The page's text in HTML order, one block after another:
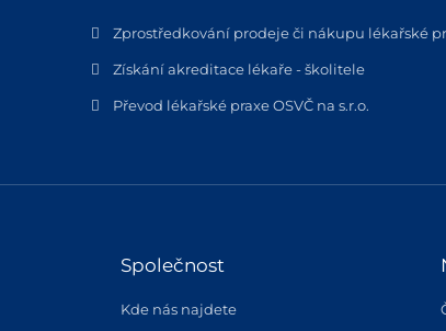
Zprostředkování prodeje či nákupu lékařské
Získání akreditace lékaře - školitele
Převod lékařské praxe OSVČ na s.r.o.
Společnost
Kde nás najdete